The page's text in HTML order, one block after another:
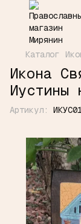
Каталог
Икона
Иустины
Артикул: